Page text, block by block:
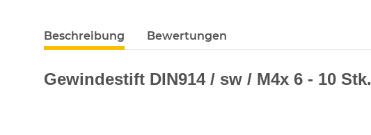
Beschreibung Bewertungen
Gewindestift DIN914 / sw / M4x 6 - 10 Stk.